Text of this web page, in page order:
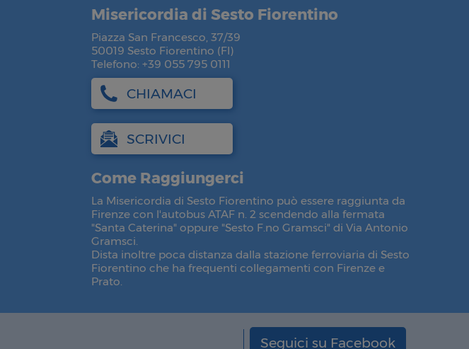
Misericordia di Sesto Fiorentino
Piazza San Francesco, 37/39
50019 Sesto Fiorentino (FI)
Telefono: +39 055 795 0111
CHIAMACI
SCRIVICI
Come Raggiungerci
La Misericordia di Sesto Fiorentino può essere raggiunta da
Firenze con l'autobus ATAF n. 2 scendendo alla fermata
"Santa Caterina" oppure "Sesto F.no Gramsci" di Via Antonio
Gramsci.
Dista inoltre poca distanza dalla stazione ferroviaria di Sesto
Fiorentino che ha frequenti collegamenti con Firenze e
Prato.
Seguici su Facebook